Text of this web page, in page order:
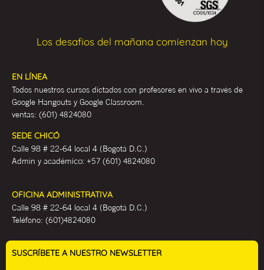
Los desafios del mañana comienzan hoy
EN LÍNEA
Todos nuestros cursos dictados con profesores en vivo a través de
Google Hangouts y Google Classroom.
ventas: (601) 4824080
SEDE CHICÓ
Calle 98 # 22-64 local 4 (Bogotá D.C.)
Admin y académico: +57 (601) 4824080
OFICINA ADMINISTRATIVA
Calle 98 # 22-64 local 4 (Bogotá D.C.)
Teléfono: (601)4824080
SUSCRÍBETE A NUESTRO NEWSLETTER